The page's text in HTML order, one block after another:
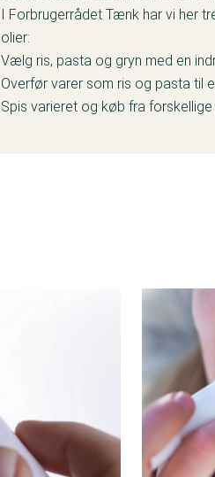
I Forbrugerrådet Tænk har vi her
olier:
Vælg ris, pasta og gryn med en
Overfør varer som ris og pasta til
Spis varieret og køb fra